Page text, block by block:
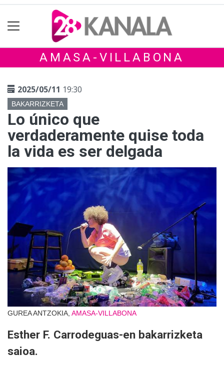
AMASA-VILLABONA
2025/05/11 19:30
BAKARRIZKETA
Lo único que
verdaderamente quise toda
la vida es ser delgada
GUREA ANTZOKIA, AMASA-VILLABONA
Esther F. Carrodeguas-en bakarrizketa
saioa.